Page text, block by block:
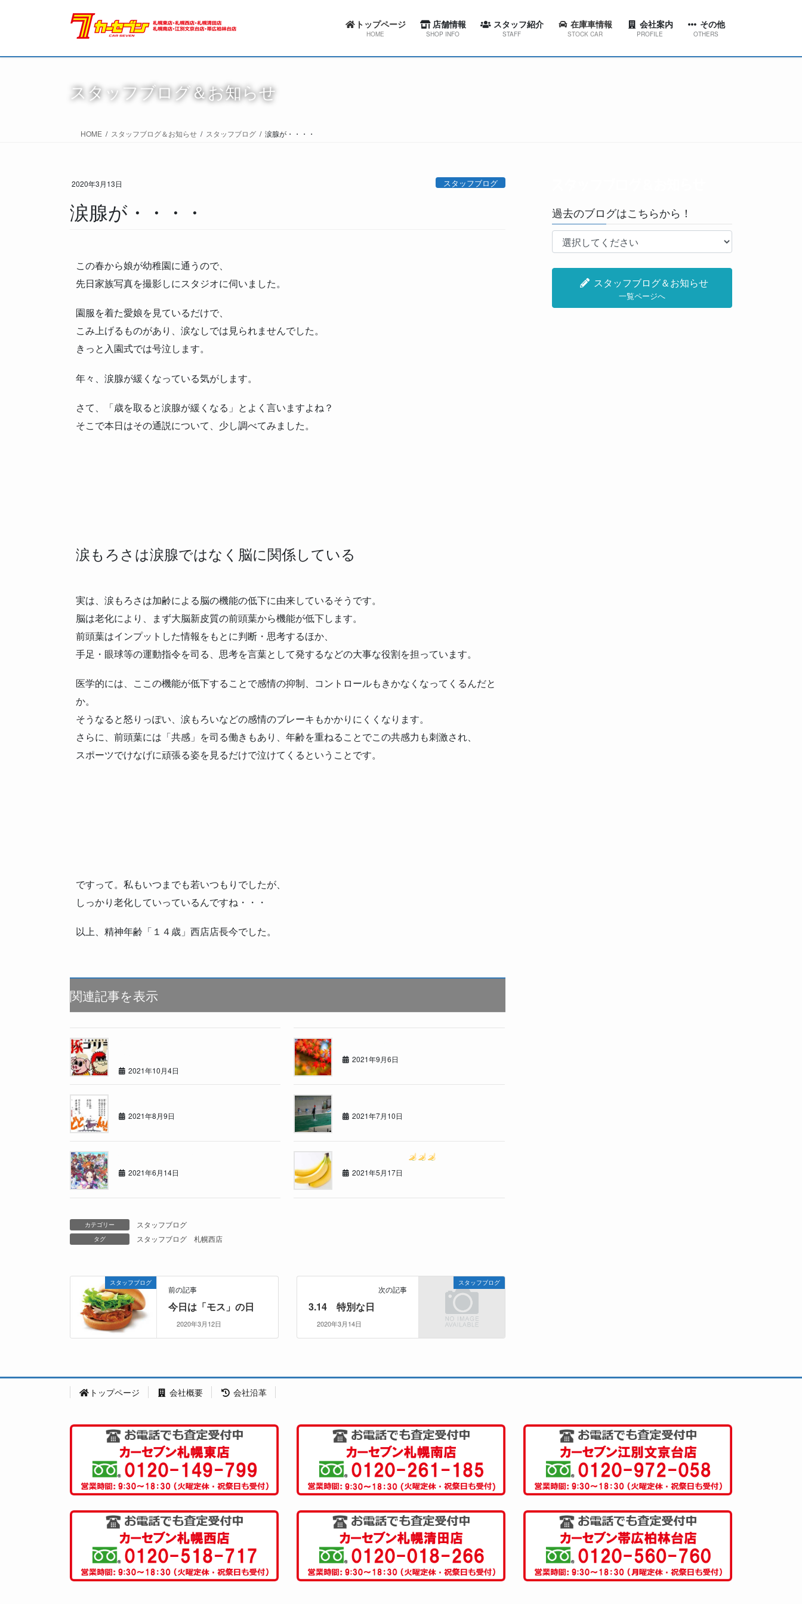
トップページ
HOME
店舗情報
SHOP INFO
カーセブン札幌東店
スタッフ紹介
STAFF
スワローコーポレーション
在庫車情報
STOCK CAR
会社案内
PROFILE
代表挨拶
その他
OTHERS
スタッフブログ＆お知らせ
スタッフブログ＆お知らせ
HOME スタッフブログ＆お知らせ スタッフブログ 涙腺が・・・・
2020年3月13日 スタッフブログ
涙腺が・・・・
この春から娘が幼稚園に通うので、
先日家族写真を撮影しにスタジオに伺いました。
園服を着た愛娘を見ているだけで、
こみ上げるものがあり、涙なしでは見られませんでした。
きっと入園式では号泣します。
年々、涙腺が緩くなっている気がします。
さて、「歳を取ると涙腺が緩くなる」とよく言いますよね？
そこで本日はその通説について、少し調べてみました。
涙もろさは涙腺ではなく脳に関係している
実は、涙もろさは加齢による脳の機能の低下に由来しているそうです。
脳は老化により、まず大脳新皮質の前頭葉から機能が低下します。
前頭葉はインプットした情報をもとに判断・思考するほか、
手足・眼球等の運動指令を司る、思考を言葉として発するなどの大事な役割を担っています。
医学的には、ここの機能が低下することで感情の抑制、コントロールもきかなくなってくるんだと
か。
そうなると怒りっぽい、涙もろいなどの感情のブレーキもかかりにくくなります。
さらに、前頭葉には「共感」を司る働きもあり、年齢を重ねることでこの共感力も刺激され、
スポーツでけなげに頑張る姿を見るだけで泣けてくるということです。
ですって。私もいつまでも若いつもりでしたが、
しっかり老化していっているんですね・・・
以上、精神年齢「１４歳」西店店長今でした。
関連記事を表示
2021年10月4日
2021年9月6日
2021年8月9日 2021年7月10日
2021年6月14日 2021年5月17日
カテゴリー スタッフブログ
タグ スタッフブログ 札幌西店
スタッフブログ
前の記事
今日は「モス」の日
2020年3月12日
スタッフブログ
次の記事
3.14 特別な日
2020年3月14日
過去のブログはこちらから！
スタッフブログ＆お知らせ
一覧ページへ
トップページ 会社概要 会社沿革